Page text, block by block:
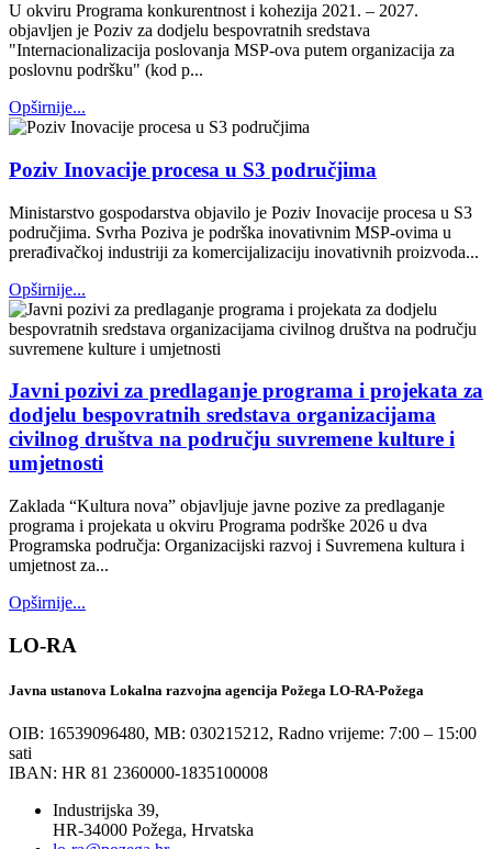
U okviru Programa konkurentnost i kohezija 2021. – 2027.
objavljen je Poziv za dodjelu bespovratnih sredstava
"Internacionalizacija poslovanja MSP-ova putem organizacija za
poslovnu podršku" (kod p...
Opširnije...
Poziv Inovacije procesa u S3 područjima
Ministarstvo gospodarstva objavilo je Poziv Inovacije procesa u S3
područjima. Svrha Poziva je podrška inovativnim MSP-ovima u
prerađivačkoj industriji za komercijalizaciju inovativnih proizvoda...
Opširnije...
Javni pozivi za predlaganje programa i projekata za
dodjelu bespovratnih sredstava organizacijama
civilnog društva na području suvremene kulture i
umjetnosti
Zaklada “Kultura nova” objavljuje javne pozive za predlaganje
programa i projekata u okviru Programa podrške 2026 u dva
Programska područja: Organizacijski razvoj i Suvremena kultura i
umjetnost za...
Opširnije...
LO-RA
Javna ustanova Lokalna razvojna agencija Požega LO-RA-Požega
OIB: 16539096480, MB: 030215212, Radno vrijeme: 7:00 – 15:00
sati
IBAN: HR 81 2360000-1835100008
Industrijska 39,
HR-34000 Požega, Hrvatska